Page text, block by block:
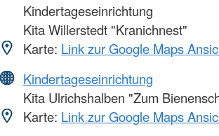
Kindertageseinrichtung
Kita Willerstedt "Kranichnest"
Karte: Link zur Google Maps
Kindertageseinrichtung
Kita Ulrichshalben "Zum
Karte: Link zur Google Maps